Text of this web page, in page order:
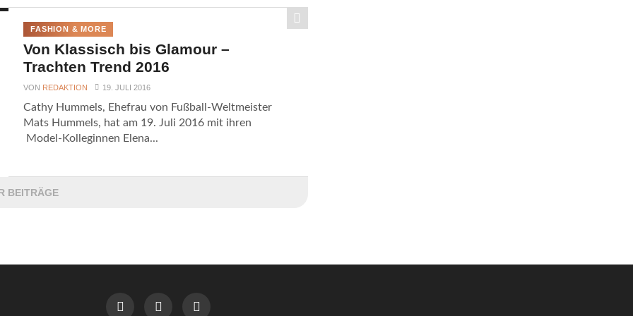
FASHION & MORE
Von Klassisch bis Glamour –
Trachten Trend 2016
VON REDAKTION 19. JULI 2016
Cathy Hummels, Ehefrau von Fußball-Weltmeister
Mats Hummels, hat am 19. Juli 2016 mit ihren
Model-Kolleginnen Elena...
BEITRÄGE